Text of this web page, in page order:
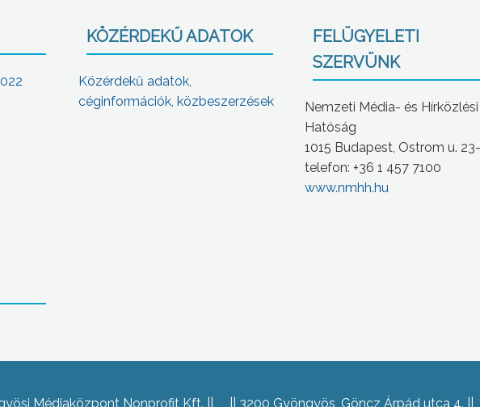
KÖZÉRDEKŰ ADATOK
Közérdekű adatok,
céginformációk, közbeszerzések
FELÜGYELETI
SZERVÜNK
Nemzeti Média- és Hírközlési
Hatóság
1015 Budapest, Ostrom u.
telefon: +36 1 457 7100
www.nmhh.hu
Médiaközpont Nonprofit Kft. 3200 Gyöngyös, Göncz Árpád utca 4.